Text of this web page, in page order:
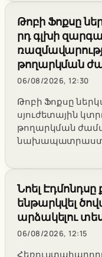
Թոբի Ֆոքսը
րդ գլխի
թողարկման
06/08/2026, 12:30
Թոբի Ֆոքսը
սյուժետային
թողարկման
Նոել
ենթարկվել
արձակելու
06/08/2026, 12:15